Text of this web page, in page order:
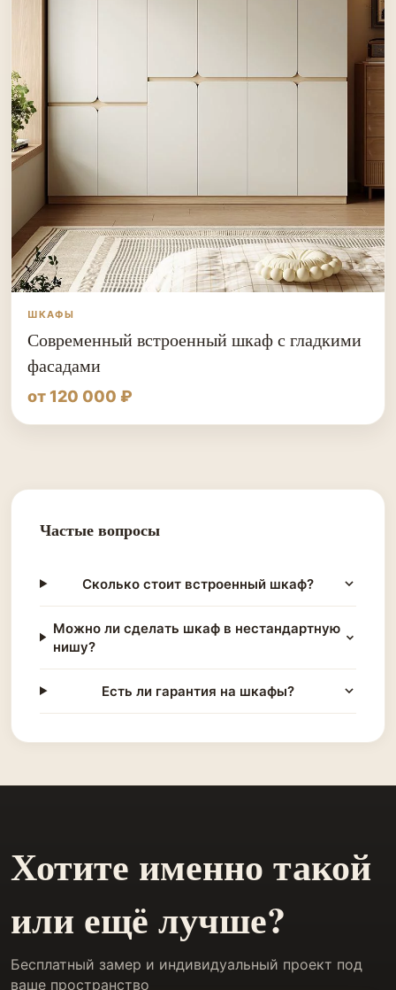
ШКАФЫ
Современный встроенный шкаф с гладкими
фасадами
от 120 000 ₽
Частые вопросы
Сколько стоит встроенный шкаф?
Можно ли сделать шкаф в нестандартную
нишу?
Есть ли гарантия на шкафы?
Хотите именно такой
или ещё лучше?
Бесплатный замер и индивидуальный проект под
ваше пространство